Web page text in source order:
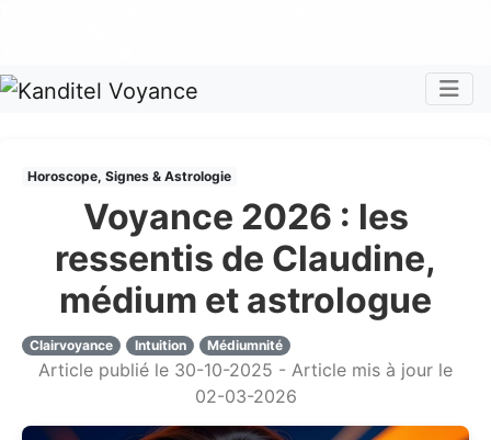
Horoscope, Signes & Astrologie
Voyance 2026 : les
ressentis de Claudine,
médium et astrologue
Clairvoyance Intuition Médiumnité
Article publié le 30-10-2025 - Article mis à jour le
02-03-2026